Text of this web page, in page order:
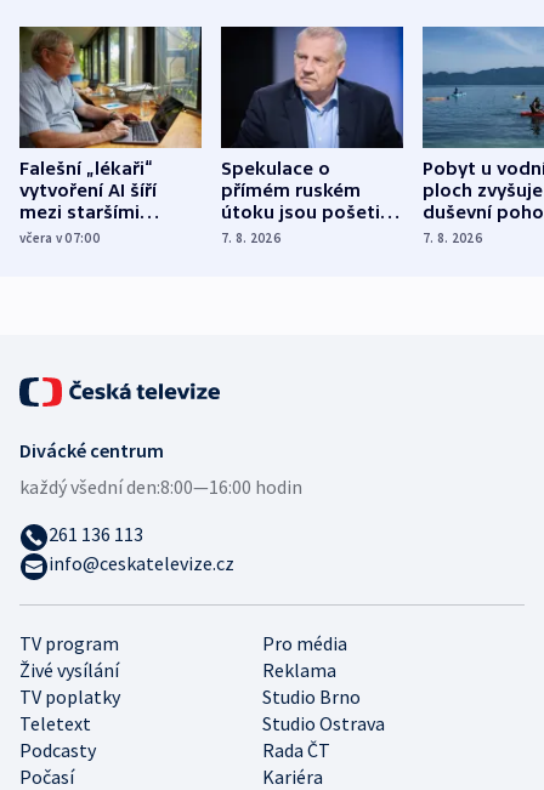
Falešní „lékaři“
vytvoření AI šíří
mezi staršími
Poláky nebezpečné
včera v 07:00
Spekulace o
přímém ruském
útoku jsou pošetilé,
míní estonský
7. 8. 2026
Pobyt u
ploch zvyšuje
duševní
ukázala
7. 8. 2026
TV program
Pro média
Živé vysílání
Reklama
TV poplatky
Studio Brno
Teletext
Studio Ostrava
Podcasty
Rada ČT
Počasí
Kariéra
Divácké centrum
každý všední den:8:00—16:00 hodin
261 136 113
info@ceskatelevize.cz